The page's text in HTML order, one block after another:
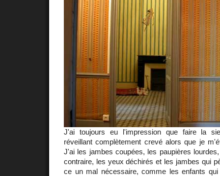
J'ai toujours eu l'impression que faire la
réveillant complètement crevé alors que je
J'ai les jambes coupées, les paupières
contraire, les yeux déchirés et les jambes qui
ce un mal nécessaire, comme les enfants qui